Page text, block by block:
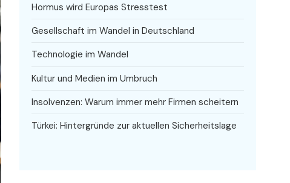
Hormus wird Europas Stresstest
Gesellschaft im Wandel in Deutschland
Technologie im Wandel
Kultur und Medien im Umbruch
Insolvenzen: Warum immer mehr Firmen scheitern
Türkei: Hintergründe zur aktuellen Sicherheitslage